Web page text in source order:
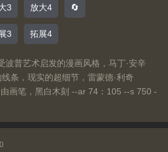
3 放大4 🔄
3 拓展4
波普艺术启发的漫画风格，马丁·安辛
线条，现实的超细节，雷蒙德·利奇
画笔，黑白木刻 --ar 74：105 --s 750 -